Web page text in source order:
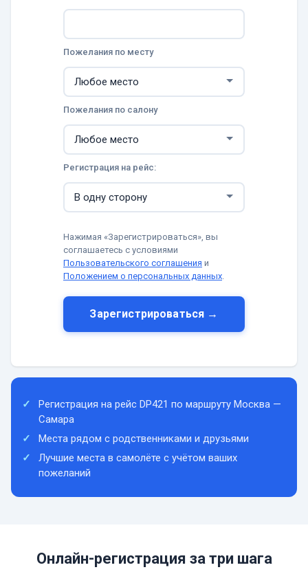
Пожелания по месту
Пожелания по салону
Регистрация на рейс:
Нажимая «Зарегистрироваться», вы
соглашаетесь с условиями
Пользовательского соглашения и
Положением о персональных данных.
Зарегистрироваться →
Регистрация на рейс DP421 по маршруту Москва —
Самара
Места рядом с родственниками и друзьями
Лучшие места в самолёте с учётом ваших
пожеланий
Онлайн-регистрация за три шага